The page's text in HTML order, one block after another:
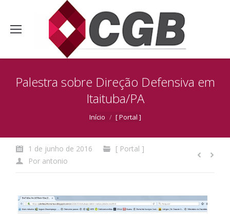
Palestra sobre Direção Defensiva em
Itaituba/PA
Início [ Portal ]
1 de junho de 2016
[ Portal ]
Por antonio